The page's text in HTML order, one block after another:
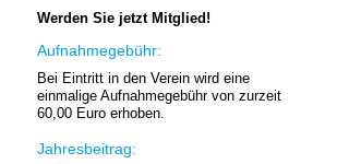
Werden Sie jetzt Mitglied!
Aufnahmegebühr:
Bei Eintritt in den Verein wird eine
einmalige Aufnahmegebühr von zurzeit
60,00 Euro erhoben.
Jahresbeitrag: